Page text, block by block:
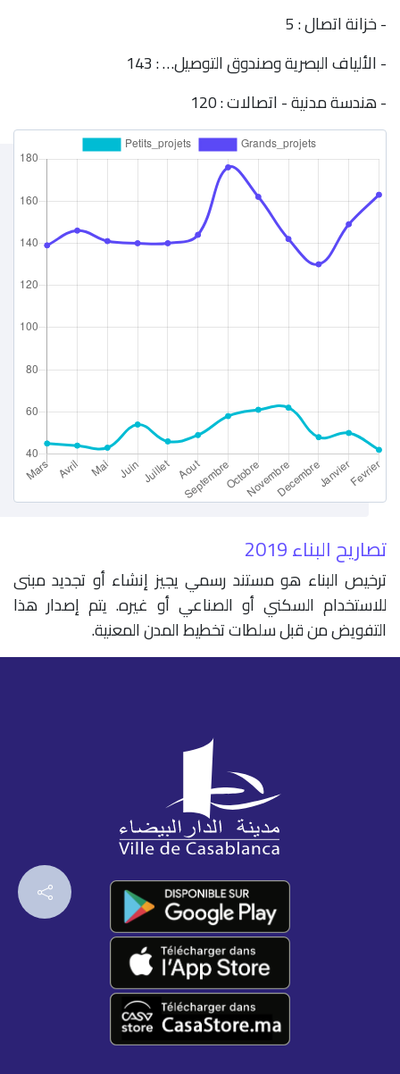
- خزانة اتصال : 5
- الألياف البصرية وصندوق التوصيل… : 143
- هندسة مدنية - اتصالات : 120
تصاريح البناء 2019
ترخيص البناء هو مستند رسمي يجيز إنشاء أو تجديد مبنى
للاستخدام السكني أو الصناعي أو غيره. يتم إصدار هذا
التفويض من قبل سلطات تخطيط المدن المعنية.